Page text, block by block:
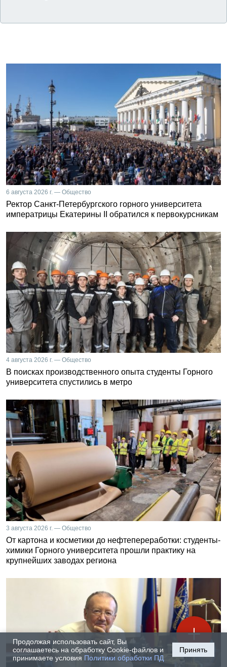
Продолжая использовать сайт, Вы
соглашаетесь на обработку Cookie-файлов и
принимаете условия Политики обработки ПД
Принять
6 августа 2026 г. — Общество
Ректор Санкт-Петербургского горного университета
императрицы Екатерины II обратился к первокурсникам
4 августа 2026 г. — Общество
В поисках производственного опыта студенты Горного
университета спустились в метро
3 августа 2026 г. — Общество
От картона и косметики до нефтепереработки: студенты-
химики Горного университета прошли практику на
крупнейших заводах региона